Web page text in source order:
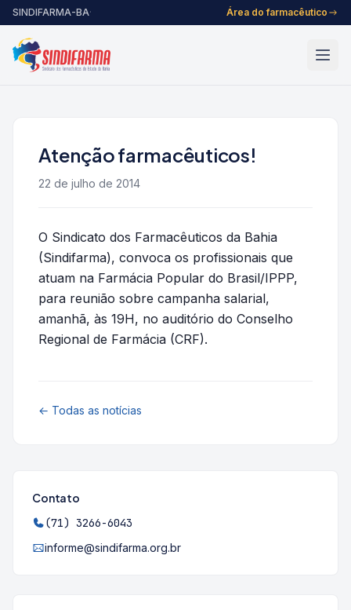
Pular para o conteúdo
SINDIFARMA-BA· Área do farmacêutico
Atenção farmacêuticos!
22 de julho de 2014
O Sindicato dos Farmacêuticos da Bahia
(Sindifarma), convoca os profissionais que
atuam na Farmácia Popular do Brasil/IPPP,
para reunião sobre campanha salarial,
amanhã, às 19H, no auditório do Conselho
Regional de Farmácia (CRF).
← Todas as notícias
Contato
(71) 3266-6043
informe@sindifarma.org.br